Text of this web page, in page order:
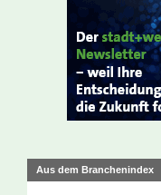
Aus dem Branchenindex